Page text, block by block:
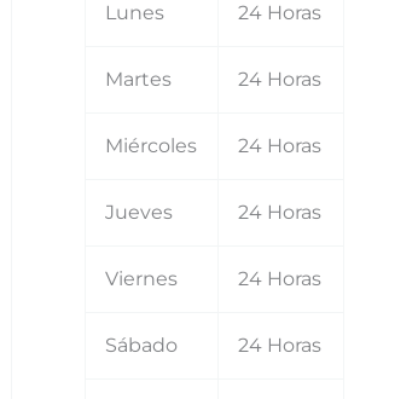
Lunes 24 Horas
Martes 24 Horas
Miércoles 24 Horas
Jueves 24 Horas
Viernes 24 Horas
Sábado 24 Horas